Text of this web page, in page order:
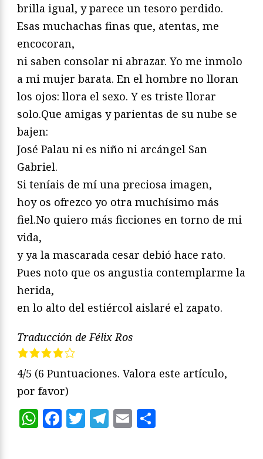
brilla igual, y parece un tesoro perdido.
Esas muchachas finas que, atentas, me
encocoran,
ni saben consolar ni abrazar. Yo me inmolo
a mi mujer barata. En el hombre no lloran
los ojos: llora el sexo. Y es triste llorar
solo.Que amigas y parientas de su nube se
bajen:
José Palau ni es niño ni arcángel San
Gabriel.
Si teníais de mí una preciosa imagen,
hoy os ofrezco yo otra muchísimo más
fiel.No quiero más ficciones en torno de mi
vida,
y ya la mascarada cesar debió hace rato.
Pues noto que os angustia contemplarme la
herida,
en lo alto del estiércol aislaré el zapato.
Traducción de Félix Ros
4/5 (6 Puntuaciones. Valora este artículo,
por favor)
WhatsApp
Facebook
Twitter
Telegram
Email